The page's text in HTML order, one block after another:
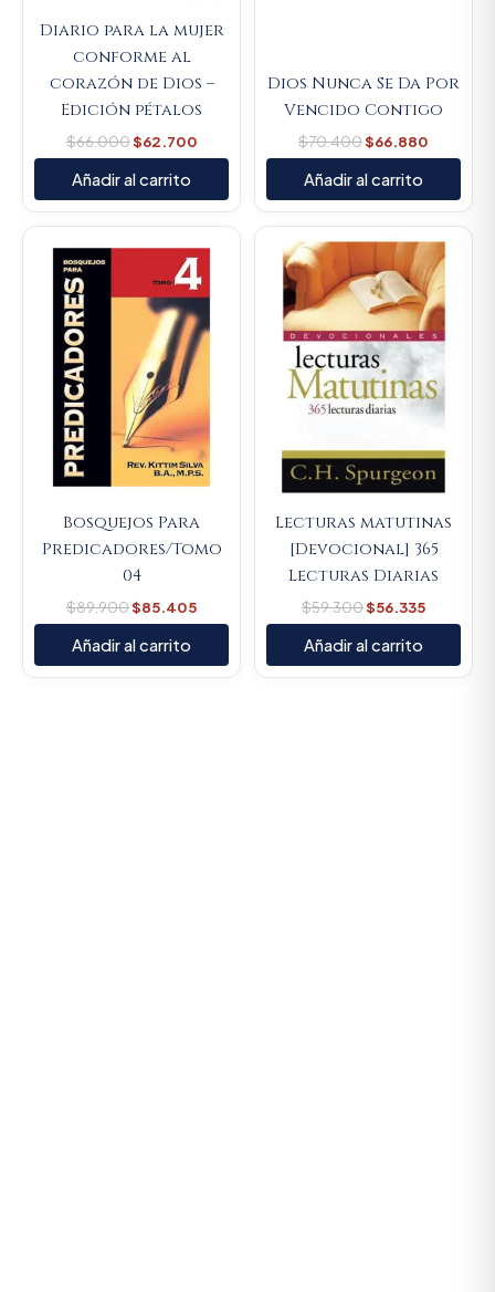
Diario para la mujer
conforme al
corazón de Dios –
Edición pétalos
$66.000$62.700
Añadir al carrito
Dios Nunca Se Da Por
Vencido Contigo
$70.400$66.880
Añadir al carrito
Bosquejos Para
Predicadores/Tomo
04
$89.900
price
$89.900.
$85.405
Current
price
is:
$85.405.
Añadir al carrito
Lecturas matutinas
[Devocional] 365
Lecturas Diarias
$59.300
price
was:
$59.300.
$56.335
Current
price
is:
$56.335.
Añadir al carrito